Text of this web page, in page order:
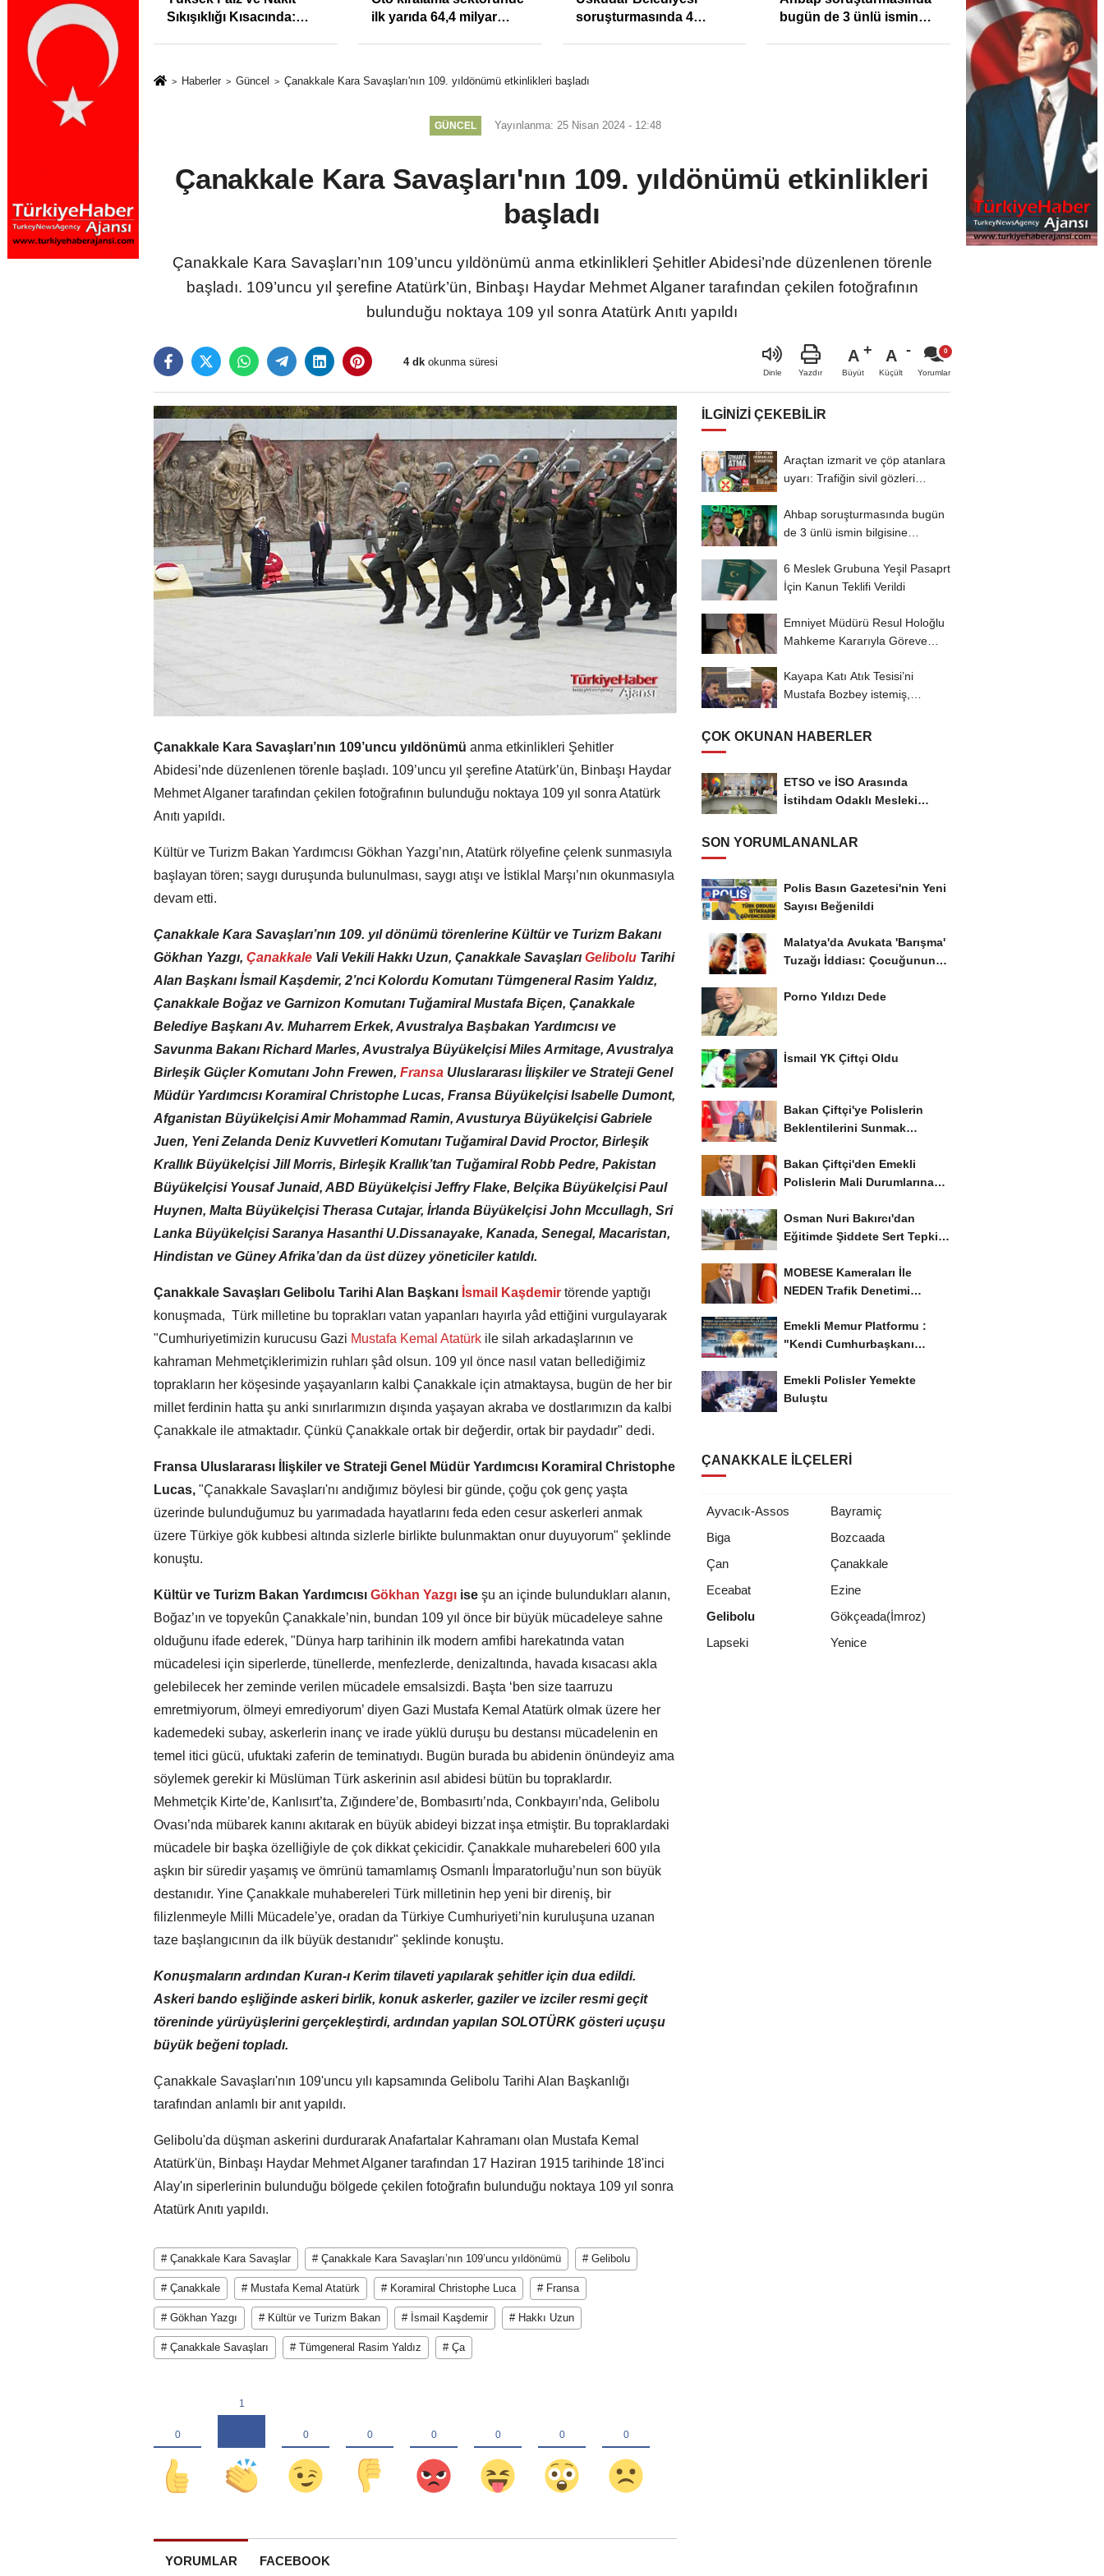
%31,75;
%50,49 olarak
Sıkışıklığı Kısacında:
ilk yarıda 64,4 milyar
soruşturmasında 4
bugün de 3 ünlü ismin
Haberler Güncel Çanakkale Kara Savaşları'nın 109. yıldönümü etkinlikleri başladı
GÜNCEL Yayınlanma: 25 Nisan 2024 - 12:48
Çanakkale Kara Savaşları'nın 109. yıldönümü etkinlikleri
başladı
Çanakkale Kara Savaşları’nın 109’uncu yıldönümü anma etkinlikleri Şehitler Abidesi’nde düzenlenen törenle
başladı. 109’uncu yıl şerefine Atatürk’ün, Binbaşı Haydar Mehmet Alganer tarafından çekilen fotoğrafının
bulunduğu noktaya 109 yıl sonra Atatürk Anıtı yapıldı
4 dk okunma süresi
Dinle Yazdır
A
Büyüt
A
Küçült Yorumlar
Çanakkale Kara Savaşları’nın 109’uncu yıldönümü anma etkinlikleri Şehitler
Abidesi’nde düzenlenen törenle başladı. 109’uncu yıl şerefine Atatürk’ün, Binbaşı Haydar
Mehmet Alganer tarafından çekilen fotoğrafının bulunduğu noktaya 109 yıl sonra Atatürk
Anıtı yapıldı.
Kültür ve Turizm Bakan Yardımcısı Gökhan Yazgı’nın, Atatürk rölyefine çelenk sunmasıyla
başlayan tören; saygı duruşunda bulunulması, saygı atışı ve İstiklal Marşı’nın okunmasıyla
devam etti.
Çanakkale Kara Savaşları’nın 109. yıl dönümü törenlerine Kültür ve Turizm Bakanı
Gökhan Yazgı, Çanakkale Vali Vekili Hakkı Uzun, Çanakkale Savaşları Gelibolu Tarihi
Alan Başkanı İsmail Kaşdemir, 2’nci Kolordu Komutanı Tümgeneral Rasim Yaldız,
Çanakkale Boğaz ve Garnizon Komutanı Tuğamiral Mustafa Biçen, Çanakkale
Belediye Başkanı Av. Muharrem Erkek, Avustralya Başbakan Yardımcısı ve
Savunma Bakanı Richard Marles, Avustralya Büyükelçisi Miles Armitage, Avustralya
Birleşik Güçler Komutanı John Frewen, Fransa Uluslararası İlişkiler ve Strateji Genel
Müdür Yardımcısı Koramiral Christophe Lucas, Fransa Büyükelçisi Isabelle Dumont,
Afganistan Büyükelçisi Amir Mohammad Ramin, Avusturya Büyükelçisi Gabriele
Juen, Yeni Zelanda Deniz Kuvvetleri Komutanı Tuğamiral David Proctor, Birleşik
Krallık Büyükelçisi Jill Morris, Birleşik Krallık’tan Tuğamiral Robb Pedre, Pakistan
Büyükelçisi Yousaf Junaid, ABD Büyükelçisi Jeffry Flake, Belçika Büyükelçisi Paul
Huynen, Malta Büyükelçisi Therasa Cutajar, İrlanda Büyükelçisi John Mccullagh, Sri
Lanka Büyükelçisi Saranya Hasanthi U.Dissanayake, Kanada, Senegal, Macaristan,
Hindistan ve Güney Afrika’dan da üst düzey yöneticiler katıldı.
Çanakkale Savaşları Gelibolu Tarihi Alan Başkanı İsmail Kaşdemir törende yaptığı
konuşmada, Türk milletine bu toprakları vatan yapanları hayırla yâd ettiğini vurgulayarak
"Cumhuriyetimizin kurucusu Gazi Mustafa Kemal Atatürk ile silah arkadaşlarının ve
kahraman Mehmetçiklerimizin ruhları şâd olsun. 109 yıl önce nasıl vatan bellediğimiz
toprakların her köşesinde yaşayanların kalbi Çanakkale için atmaktaysa, bugün de her bir
millet ferdinin hatta şu anki sınırlarımızın dışında yaşayan akraba ve dostlarımızın da kalbi
Çanakkale ile atmaktadır. Çünkü Çanakkale ortak bir değerdir, ortak bir paydadır" dedi.
Fransa Uluslararası İlişkiler ve Strateji Genel Müdür Yardımcısı Koramiral Christophe
Lucas, "Çanakkale Savaşları'nı andığımız böylesi bir günde, çoğu çok genç yaşta
üzerinde bulunduğumuz bu yarımadada hayatlarını feda eden cesur askerleri anmak
üzere Türkiye gök kubbesi altında sizlerle birlikte bulunmaktan onur duyuyorum" şeklinde
konuştu.
Kültür ve Turizm Bakan Yardımcısı Gökhan Yazgı ise şu an içinde bulundukları alanın,
Boğaz’ın ve topyekûn Çanakkale’nin, bundan 109 yıl önce bir büyük mücadeleye sahne
olduğunu ifade ederek, "Dünya harp tarihinin ilk modern amfibi harekatında vatan
mücadelesi için siperlerde, tünellerde, menfezlerde, denizaltında, havada kısacası akla
gelebilecek her zeminde verilen mücadele emsalsizdi. Başta ‘ben size taarruzu
emretmiyorum, ölmeyi emrediyorum’ diyen Gazi Mustafa Kemal Atatürk olmak üzere her
kademedeki subay, askerlerin inanç ve irade yüklü duruşu bu destansı mücadelenin en
temel itici gücü, ufuktaki zaferin de teminatıydı. Bugün burada bu abidenin önündeyiz ama
söylemek gerekir ki Müslüman Türk askerinin asıl abidesi bütün bu topraklardır.
Mehmetçik Kirte’de, Kanlısırt’ta, Zığındere’de, Bombasırtı’nda, Conkbayırı’nda, Gelibolu
Ovası’nda mübarek kanını akıtarak en büyük abideyi bizzat inşa etmiştir. Bu topraklardaki
mücadele bir başka özelliğiyle de çok dikkat çekicidir. Çanakkale muharebeleri 600 yıla
aşkın bir süredir yaşamış ve ömrünü tamamlamış Osmanlı İmparatorluğu’nun son büyük
destanıdır. Yine Çanakkale muhabereleri Türk milletinin hep yeni bir direniş, bir
filizlenmeyle Milli Mücadele’ye, oradan da Türkiye Cumhuriyeti’nin kuruluşuna uzanan
taze başlangıcının da ilk büyük destanıdır" şeklinde konuştu.
Konuşmaların ardından Kuran-ı Kerim tilaveti yapılarak şehitler için dua edildi.
Askeri bando eşliğinde askeri birlik, konuk askerler, gaziler ve izciler resmi geçit
töreninde yürüyüşlerini gerçekleştirdi, ardından yapılan SOLOTÜRK gösteri uçuşu
büyük beğeni topladı.
Çanakkale Savaşları'nın 109'uncu yılı kapsamında Gelibolu Tarihi Alan Başkanlığı
tarafından anlamlı bir anıt yapıldı.
Gelibolu'da düşman askerini durdurarak Anafartalar Kahramanı olan Mustafa Kemal
Atatürk'ün, Binbaşı Haydar Mehmet Alganer tarafından 17 Haziran 1915 tarihinde 18'inci
Alay'ın siperlerinin bulunduğu bölgede çekilen fotoğrafın bulunduğu noktaya 109 yıl sonra
Atatürk Anıtı yapıldı.
# Çanakkale Kara Savaşlar # Çanakkale Kara Savaşları’nın 109’uncu yıldönümü # Gelibolu
# Çanakkale # Mustafa Kemal Atatürk # Koramiral Christophe Luca # Fransa
# Gökhan Yazgı # Kültür ve Turizm Bakan # İsmail Kaşdemir # Hakkı Uzun
# Çanakkale Savaşları # Tümgeneral Rasim Yaldız # Ça
YORUMLAR FACEBOOK
İLGINIZI ÇEKEBILIR
Araçtan izmarit ve çöp atanlara
uyarı: Trafiğin sivil gözleri
Ahbap soruşturmasında bugün
de 3 ünlü ismin bilgisine
6 Meslek Grubuna Yeşil Pasaprt
İçin Kanun Teklifi Verildi
Emniyet Müdürü Resul Holoğlu
Mahkeme Kararıyla Göreve
Kayapa Katı Atık Tesisi’ni
Mustafa Bozbey istemiş,
ÇOK OKUNAN HABERLER
ETSO ve İSO Arasında
İstihdam Odaklı Mesleki
SON YORUMLANANLAR
Polis Basın Gazetesi'nin Yeni
Sayısı Beğenildi
Malatya'da Avukata 'Barışma'
Tuzağı İddiası: Çocuğunun
Porno Yıldızı Dede
İsmail YK Çiftçi Oldu
Bakan Çiftçi'ye Polislerin
Beklentilerini Sunmak
Bakan Çiftçi'den Emekli
Polislerin Mali Durumlarına
Osman Nuri Bakırcı'dan
Eğitimde Şiddete Sert Tepki:
MOBESE Kameraları İle
NEDEN Trafik Denetimi
Emekli Memur Platformu :
"Kendi Cumhurbaşkanı
Emekli Polisler Yemekte
Buluştu
ÇANAKKALE İLÇELERI
Ayvacık-Assos
Bayramiç
Biga
Bozcaada
Çan
Çanakkale
Eceabat
Ezine
Gelibolu
Gökçeada(İmroz)
Lapseki
Yenice